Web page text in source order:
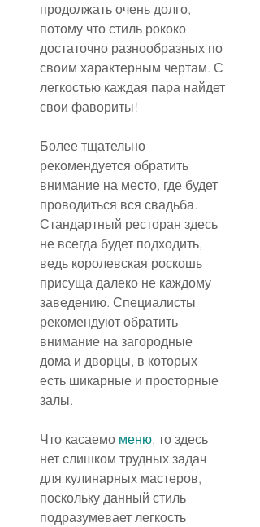
продолжать очень долго,
потому что стиль рококо
достаточно разнообразных по
своим характерным чертам. С
легкостью каждая пара найдет
свои фавориты!
Более тщательно
рекомендуется обратить
внимание на место, где будет
проводиться вся свадьба.
Стандартный ресторан здесь
не всегда будет подходить,
ведь королевская роскошь
присуща далеко не каждому
заведению. Специалисты
рекомендуют обратить
внимание на загородные
дома и дворцы, в которых
есть шикарные и просторные
залы.
Что касаемо меню, то здесь
нет слишком трудных задач
для кулинарных мастеров,
поскольку данный стиль
подразумевает легкость